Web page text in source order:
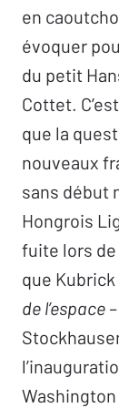
en
évoquer
du petit
Cottet.
que la
nouveaux
sans début
Hongrois
fuite lors de
que
de l’espace –